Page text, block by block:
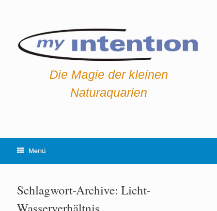
Die Magie der kleinen
Naturaquarien
Menü
Schlagwort-Archive: Licht-